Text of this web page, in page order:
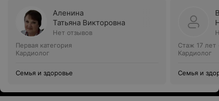
Аленина
Татьяна Викторовна
Нет отзывов
Первая категория
Кардиолог
Семья и здоровье
Стаж 17 лет
Кардиолог
Семья и